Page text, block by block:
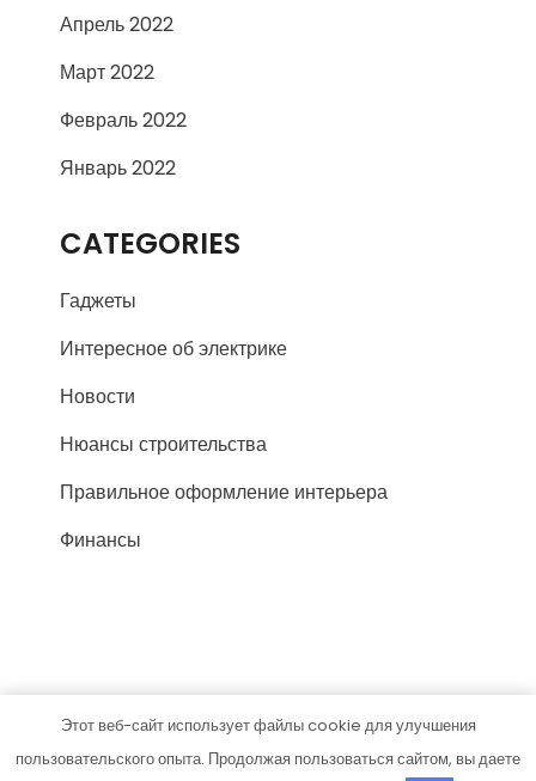
Апрель 2022
Март 2022
Февраль 2022
Январь 2022
CATEGORIES
Гаджеты
Интересное об электрике
Новости
Нюансы строительства
Правильное оформление интерьера
Финансы
silasvai.ru
Этот веб-сайт использует файлы cookie для улучшения
пользовательского опыта. Продолжая пользоваться сайтом, вы даете